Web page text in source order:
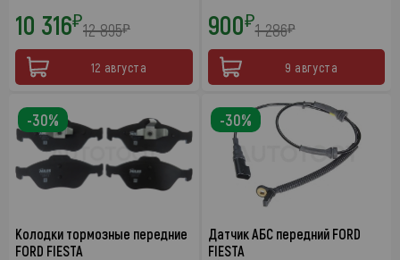
10 316₽12 895₽
12 августа
900₽1 286₽
9 августа
Колодки тормозные передние
FORD FIESTA
-30%
Датчик АБС передний FORD
FIESTA
-30%